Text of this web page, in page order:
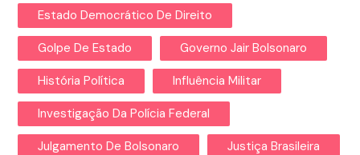
Estado Democrático De Direito
Golpe De Estado Governo Jair Bolsonaro
História Política Influência Militar
Investigação Da Polícia Federal
Julgamento De Bolsonaro Justiça Brasileira